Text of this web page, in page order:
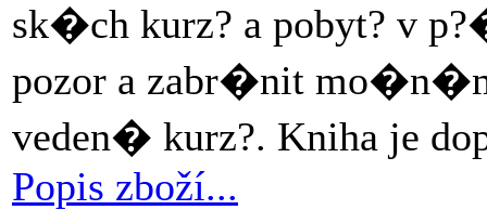
sk�ch kurz? a pobyt? v
pozor a zabr�nit
veden� kurz?. Kniha je
Popis zboží...